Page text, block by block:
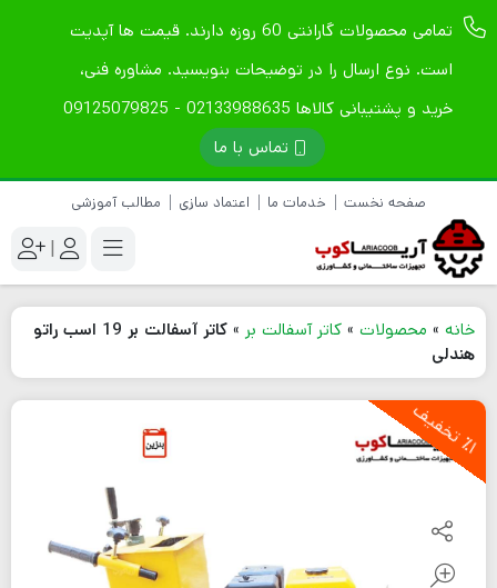
تمامی محصولات گارانتی 60 روزه دارند. قیمت ها آپدیت
است. نوع ارسال را در توضیحات بنویسید. مشاوره فنی،
خرید و پشتیبانی کالاها 02133988635 - 09125079825
تماس با ما
صفحه نخست خدمات ما اعتماد سازی مطالب آموزشی
|
خانه » محصولات » کاتر آسفالت بر »
کاتر آسفالت بر 19 اسب راتو
هندلی
٪
1
ت
خ
ف
ی
ف